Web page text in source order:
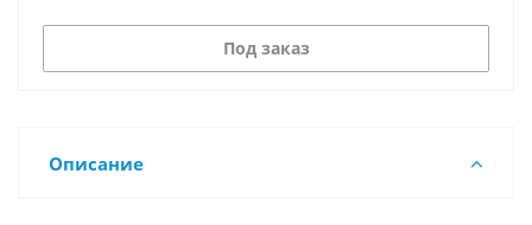
Под заказ
Описание